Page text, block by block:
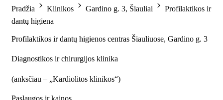
Pradžia Klinikos Gardino g. 3, Šiauliai
Profilaktikos ir
dantų higiena
Profilaktikos ir dantų higienos centras Šiauliuose, Gardino g. 3
Diagnostikos ir chirurgijos klinika
(anksčiau – „Kardiolitos klinikos“)
Paslaugos ir kainos